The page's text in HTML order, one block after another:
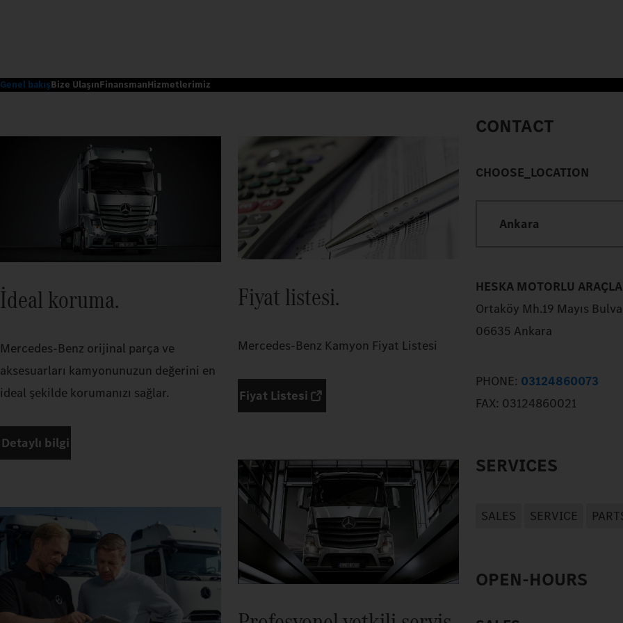
Genel bakışBize UlaşınFinansmanHizmetlerimiz
İdeal koruma.
Mercedes-Benz orijinal parça ve
aksesuarları kamyonunuzun değerini en
ideal şekilde korumanızı sağlar.
Detaylı bilgi
Fiyat listesi.
Mercedes-Benz Kamyon Fiyat Listesi
Fiyat Listesi
CONTACT
CHOOSE_LOCATION
Ankara
HESKA MOTORLU
Ortaköy Mh.19 Mayıs
06635 Ankara
PHONE: 03124860073
FAX: 03124860021
SERVICES
SALES SERVICE
OPEN-HOURS